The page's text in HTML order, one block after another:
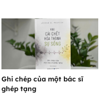
Ghi chép của một bác sĩ
ghép tạng